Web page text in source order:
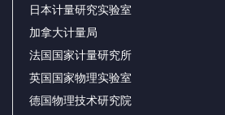
日本计量研究实验室
加拿大计量局
法国国家计量研究所
英国国家物理实验室
德国物理技术研究院